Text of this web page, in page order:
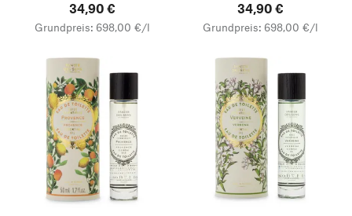
34,90 €
Grundpreis: 698,00 €/l
34,90 €
Grundpreis: 698,00 €/l